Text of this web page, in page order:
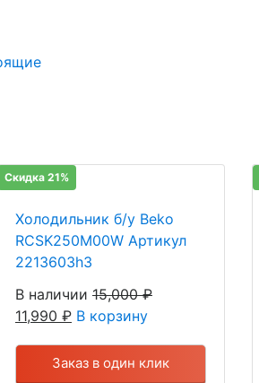
Скидка 21%
Холодильник б/у Beko
RCSK250M00W Артикул
2213603h3
В наличии 15,000₽
11,990 ₽ В корзину
Заказ в один клик